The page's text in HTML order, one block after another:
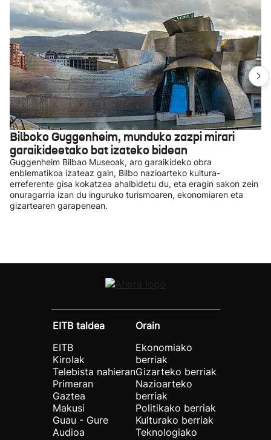
Bilboko Guggenheim, munduko zazpi mirari
garaikideetako bat izateko bidean
Guggenheim Bilbao Museoak, aro garaikideko obra
enblematikoa izateaz gain, Bilbo nazioarteko kultura-
erreferente gisa kokatzea ahalbidetu du, eta eragin sakon zein
onuragarria izan du inguruko turismoaren, ekonomiaren eta
gizartearen garapenean.
EITB taldea
EITB
Kirolak
Telebista nahieran
Primeran
Gaztea
Makusi
Guau - Gure
Audioa
Orain
Ekonomiako
berriak
Gizarteko berriak
Nazioarteko
berriak
Politikako berriak
Kulturako berriak
Teknologiako